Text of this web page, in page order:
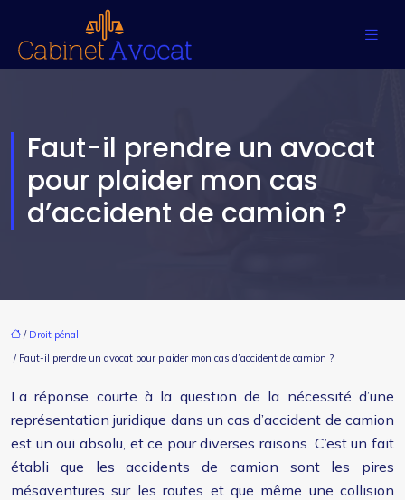
Faut-il prendre un avocat
pour plaider mon cas
d’accident de camion ?
/ Droit pénal
/ Faut-il prendre un avocat pour plaider mon cas d’accident de camion ?
La réponse courte à la question de la nécessité d’une
représentation juridique dans un cas d’accident de camion
est un oui absolu, et ce pour diverses raisons. C’est un fait
établi que les accidents de camion sont les pires
mésaventures sur les routes et que même une collision